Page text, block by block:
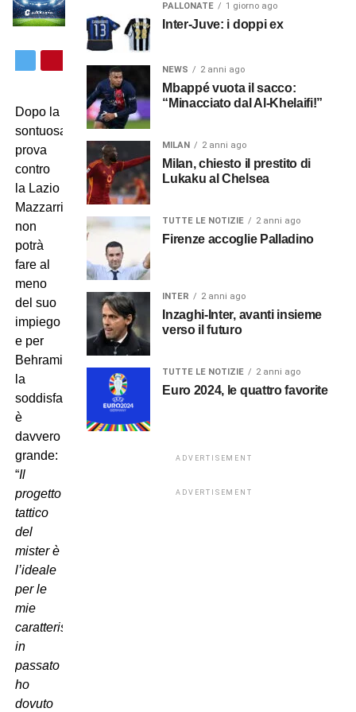
Dopo la
sontuosa
prova
contro
la Lazio
Mazzarri
non
potrà
fare al
meno
del suo
impiego
e per
Behrami
la
soddisfazione
è
davvero
grande:
“Il
progetto
tattico
del
mister è
l’ideale
per le
mie
caratteristiche,
in
passato
ho
dovuto
PALLONATE 1 giorno ago
Inter-Juve: i doppi ex
NEWS 2 anni ago
Mbappé vuota il sacco:
“Minacciato dal Al-Khelaifi!”
MILAN 2 anni ago
Milan, chiesto il prestito di
Lukaku al Chelsea
TUTTE LE NOTIZIE 2 anni ago
Firenze accoglie Palladino
INTER 2 anni ago
Inzaghi-Inter, avanti insieme
verso il futuro
TUTTE LE NOTIZIE 2 anni ago
Euro 2024, le quattro favorite
ADVERTISEMENT
ADVERTISEMENT